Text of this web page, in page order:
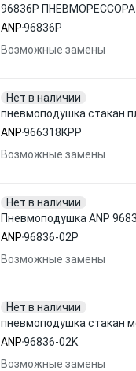
96836P
ANP96836P
Возможные замены
Нет в наличии
пневмоподушка стакан
ANP966318KPP
Возможные замены
Нет в наличии
Пневмоподушка ANP
ANP96836-02P
Возможные замены
Нет в наличии
пневмоподушка стакан
ANP96836-02K
Возможные замены